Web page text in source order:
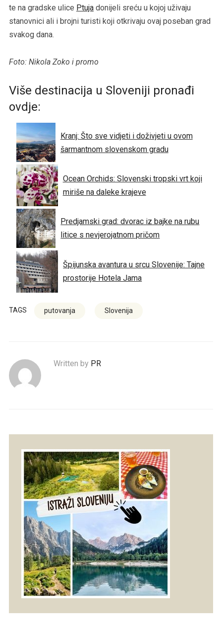
te na gradske ulice Ptujadonijeli sreću u kojoj uživaju
stanovnici ali i brojni turisti koji otkrivaju ovaj poseban grad
svakog dana.
Foto: Nikola Zoko i promo
Više destinacija u Sloveniji pronađi
ovdje:
Kranj: Što sve vidjeti i doživjeti u ovom
šarmantnom slovenskom gradu
Ocean Orchids: Slovenski tropski vrt koji
miriše na daleke krajeve
Predjamski grad: dvorac iz bajke na rubu
litice s nevjerojatnom pričom
Špijunska avantura u srcu Slovenije: Tajne
prostorije Hotela Jama
TAGS putovanja Slovenija
Written by PR